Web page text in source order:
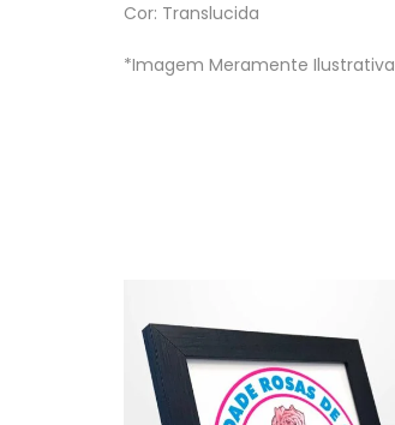
Cor: Translucida
*Imagem Meramente Ilustrativa